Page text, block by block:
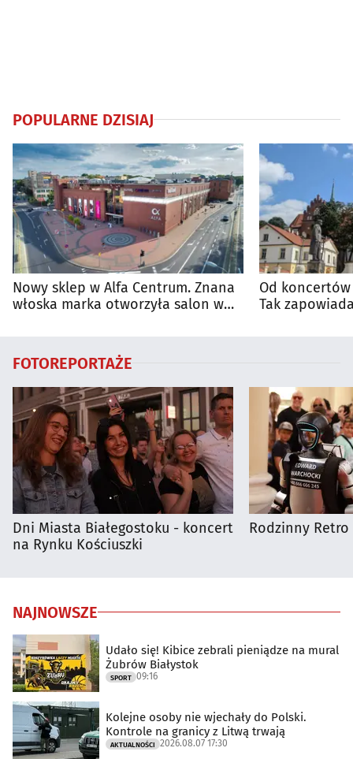
POPULARNE DZISIAJ
Nowy sklep w Alfa Centrum. Znana
włoska marka otworzyła salon w
Od
Tak
FOTOREPORTAŻE
Dni Miasta Białegostoku - koncert
na Rynku Kościuszki
Rodzinny Retro
NAJNOWSZE
Udało się! Kibice zebrali pieniądze na mural
Żubrów Białystok
SPORT 09:16
Kolejne osoby nie wjechały do Polski.
Kontrole na granicy z Litwą trwają
AKTUALNOŚCI 2026.08.07 17:30